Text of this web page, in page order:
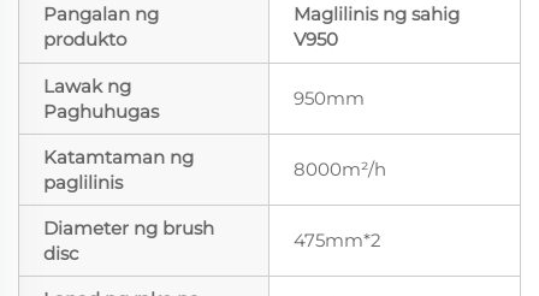
Pangalan ng
produkto
Maglilinis ng sahig
V950
Lawak ng
Paghuhugas
950mm
Katamtaman ng
paglilinis
8000m²/h
Diameter ng brush
disc
475mm*2